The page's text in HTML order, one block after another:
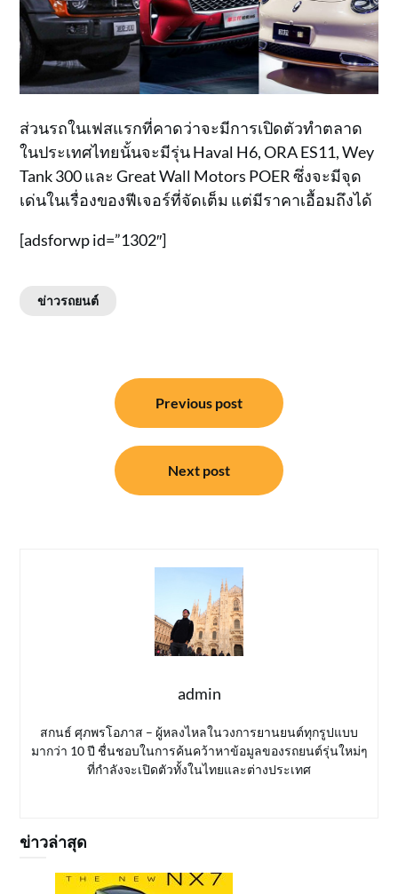
ส่วนรถในเฟสแรกที่คาดว่าจะมีการเปิดตัวทำตลาด
ในประเทศไทยนั้นจะมีรุ่น Haval H6, ORA ES11, Wey
Tank 300 และ Great Wall Motors POER ซึ่งจะมีจุด
เด่นในเรื่องของฟีเจอร์ที่จัดเต็ม แต่มีราคาเอื้อมถึงได้
[adsforwp id=”1302″]
ข่าวรถยนต์
Previous post
Next post
admin
สกนธ์ ศุภพรโอภาส – ผู้หลงไหลในวงการยานยนต์ทุกรูปแบบ
มากว่า 10 ปี ชื่นชอบในการค้นคว้าหาข้อมูลของรถยนต์รุ่นใหม่ๆ
ที่กำลังจะเปิดตัวทั้งในไทยและต่างประเทศ
ข่าวล่าสุด